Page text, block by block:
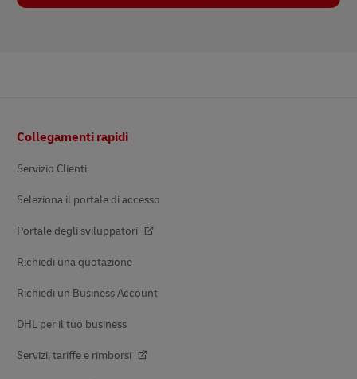
di
Collegamenti rapidi
Servizio Clienti
Seleziona il portale di accesso
Portale degli sviluppatori
Richiedi una quotazione
Richiedi un Business Account
DHL per il tuo business
Servizi, tariffe e rimborsi